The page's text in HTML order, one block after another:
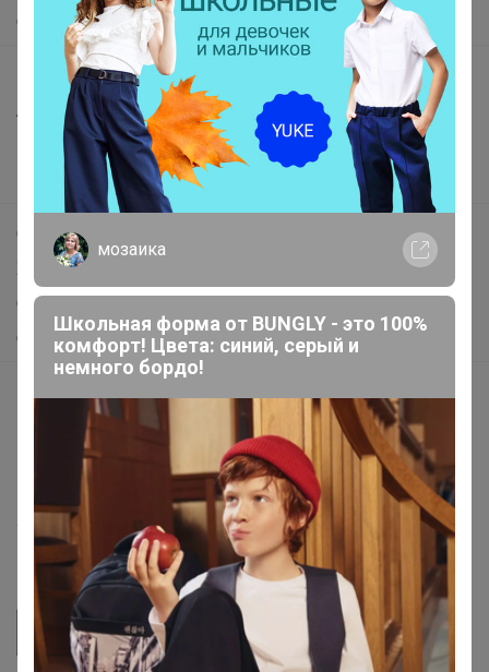
О нас
Все предложения
Анонсы
Новости
Поддержка альпак
Самое выгодное
Хиты продаж
Самое желанное
Самое быстрое
Picabox.ru - Лучшее место для ваших изображений
Розыгрыш - Генератор случайных чисел
Пульс нашего маркетплейса
Укорачиватель ссылок
мозаика
Школьная форма от BUNGLY - это 100%
комфорт! Цвета: синий, серый и
немного бордо!